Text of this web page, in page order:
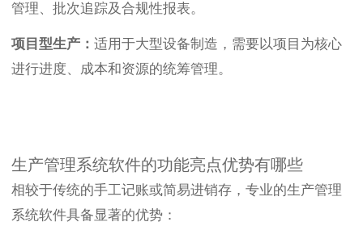
管理、批次追踪及合规性报表。
项目型生产： 适用于大型设备制造，需要以项目为核心
进行进度、成本和资源的统筹管理。
生产管理系统软件的功能亮点优势有哪些
相较于传统的手工记账或简易进销存，专业的生产管理
系统软件具备显著的优势：